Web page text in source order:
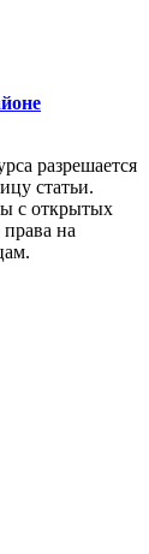
разрешается
статьи.
с открытых
на